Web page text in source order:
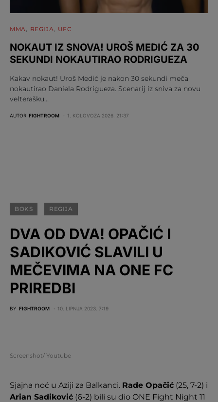
MMA REGIJA UFC
NOKAUT IZ SNOVA! UROŠ MEDIĆ ZA 30
SEKUNDI NOKAUTIRAO RODRIGUEZA
Kakav nokaut! Uroš Medić je nakon 30 sekundi meča
nokautirao Daniela Rodrigueza. Scenarij iz sniva za novu
velterašku…
AUTOR FIGHTROOM 1. KOLOVOZA 2026. 21:37
BOKS REGIJA
DVA OD DVA! OPAČIĆ I
SADIKOVIĆ SLAVILI U
MEČEVIMA NA ONE FC
PRIREDBI
BY FIGHTROOM 10. LIPNJA 2023. 7:19
Screenshot/ Youtube
Sjajna noć u Aziji za Balkanci. Rade Opačić (25, 7-2) i
Arian Sadiković (6-2) bili su dio ONE Fight Night 11